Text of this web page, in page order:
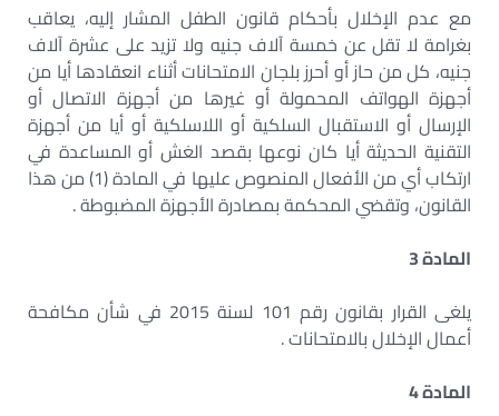
مع عدم الإخلال بأحكام قانون الطفل المشار إليه، يعاقب
بغرامة لا تقل عن خمسة آلاف جنيه ولا تزيد على عشرة آلاف
جنيه، كل من حاز أو أحرز بلجان الامتحانات أثناء انعقادها أيا من
أجهزة الهواتف المحمولة أو غيرها من أجهزة الاتصال أو
الإرسال أو الاستقبال السلكية أو اللاسلكية أو أيا من أجهزة
التقنية الحديثة أيا كان نوعها بقصد الغش أو المساعدة في
ارتكاب أي من الأفعال المنصوص عليها في المادة (1) من هذا
القانون، وتقضي المحكمة بمصادرة الأجهزة المضبوطة .
المادة 3
يلغى القرار بقانون رقم 101 لسنة 2015 في شأن مكافحة
أعمال الإخلال بالامتحانات .
المادة 4